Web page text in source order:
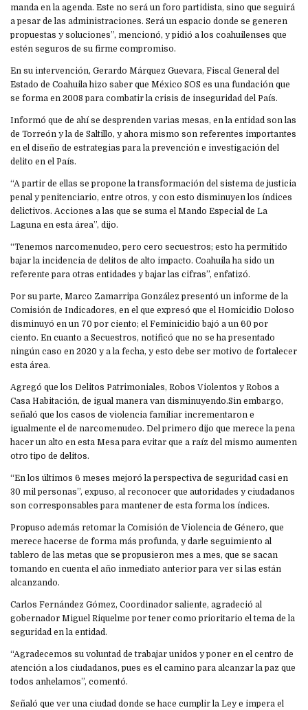
manda en la agenda. Este no será un foro partidista, sino que seguirá
a pesar de las administraciones. Será un espacio donde se generen
propuestas y soluciones”, mencionó, y pidió a los coahuilenses que
estén seguros de su firme compromiso.
En su intervención, Gerardo Márquez Guevara, Fiscal General del
Estado de Coahuila hizo saber que México SOS es una fundación que
se forma en 2008 para combatir la crisis de inseguridad del País.
Informó que de ahí se desprenden varias mesas, en la entidad son las
de Torreón y la de Saltillo, y ahora mismo son referentes importantes
en el diseño de estrategias para la prevención e investigación del
delito en el País.
“A partir de ellas se propone la transformación del sistema de justicia
penal y penitenciario, entre otros, y con esto disminuyen los índices
delictivos. Acciones a las que se suma el Mando Especial de La
Laguna en esta área”, dijo.
“Tenemos narcomenudeo, pero cero secuestros; esto ha permitido
bajar la incidencia de delitos de alto impacto. Coahuila ha sido un
referente para otras entidades y bajar las cifras”, enfatizó.
Por su parte, Marco Zamarripa González presentó un informe de la
Comisión de Indicadores, en el que expresó que el Homicidio Doloso
disminuyó en un 70 por ciento; el Feminicidio bajó a un 60 por
ciento. En cuanto a Secuestros, notificó que no se ha presentado
ningún caso en 2020 y a la fecha, y esto debe ser motivo de fortalecer
esta área.
Agregó que los Delitos Patrimoniales, Robos Violentos y Robos a
Casa Habitación, de igual manera van disminuyendo.Sin embargo,
señaló que los casos de violencia familiar incrementaron e
igualmente el de narcomenudeo. Del primero dijo que merece la pena
hacer un alto en esta Mesa para evitar que a raíz del mismo aumenten
otro tipo de delitos.
“En los últimos 6 meses mejoró la perspectiva de seguridad casi en
30 mil personas”, expuso, al reconocer que autoridades y ciudadanos
son corresponsables para mantener de esta forma los índices.
Propuso además retomar la Comisión de Violencia de Género, que
merece hacerse de forma más profunda, y darle seguimiento al
tablero de las metas que se propusieron mes a mes, que se sacan
tomando en cuenta el año inmediato anterior para ver si las están
alcanzando.
Carlos Fernández Gómez, Coordinador saliente, agradeció al
gobernador Miguel Riquelme por tener como prioritario el tema de la
seguridad en la entidad.
“Agradecemos su voluntad de trabajar unidos y poner en el centro de
atención a los ciudadanos, pues es el camino para alcanzar la paz que
todos anhelamos”, comentó.
Señaló que ver una ciudad donde se hace cumplir la Ley e impera el